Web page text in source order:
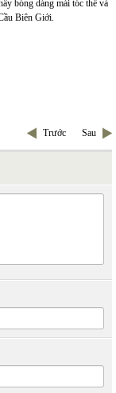
bóng dáng mái tóc thề và
Biên Giới.
Trước Sau